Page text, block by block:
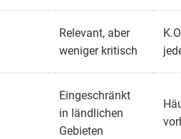
Relevant, aber
weniger kritisch
Eingeschränkt
in ländlichen
Gebieten